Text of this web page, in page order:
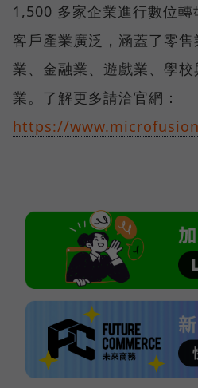
1,500 多家企業進行數位轉
客戶產業廣泛，涵蓋了零
業、金融業、遊戲業、學
業。了解更多請洽官網：
https://